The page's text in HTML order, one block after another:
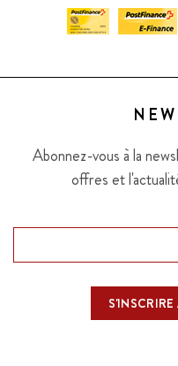
Abonnez-vous à la
offres et